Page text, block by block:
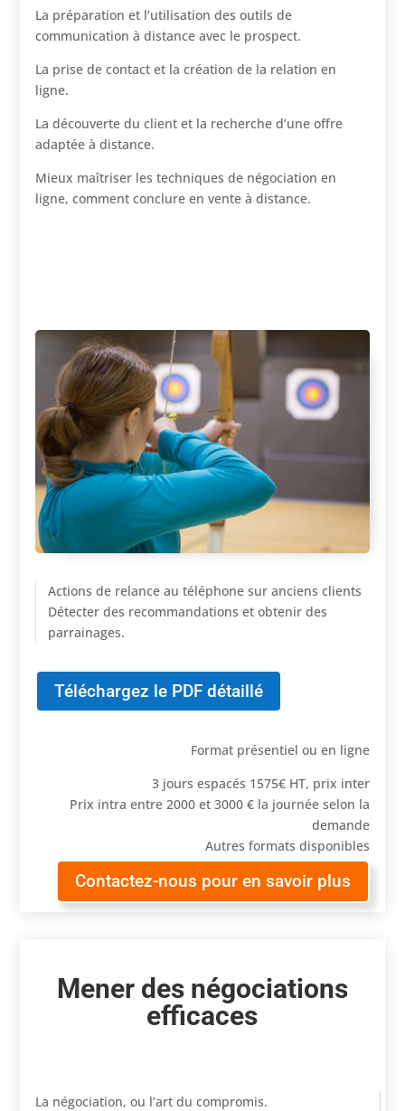
La préparation et l’utilisation des outils de
communication à distance avec le prospect.
La prise de contact et la création de la relation en
ligne.
La découverte du client et la recherche d’une offre
adaptée à distance.
Mieux maîtriser les techniques de négociation en
ligne, comment conclure en vente à distance.
Actions de relance au téléphone sur anciens clients
Détecter des recommandations et obtenir des
parrainages.
Téléchargez le PDF détaillé
Format présentiel ou en ligne
3 jours espacés 1575€ HT, prix inter
Prix intra entre 2000 et 3000 € la journée selon la
demande
Autres formats disponibles
Contactez-nous pour en savoir plus
Mener des négociations
efficaces
La négociation, ou l’art du compromis.